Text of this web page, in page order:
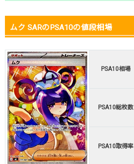
ムク SARのPSA10の値段相場
PSA10相場
PSA10総枚数
PSA10取得率